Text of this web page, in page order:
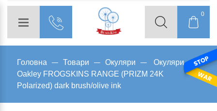
0
Головна Товари Окуляри
Окуляри
Oakley FROGSKINS RANGE (PRIZM 24K
Polarized) dark brush/olive ink